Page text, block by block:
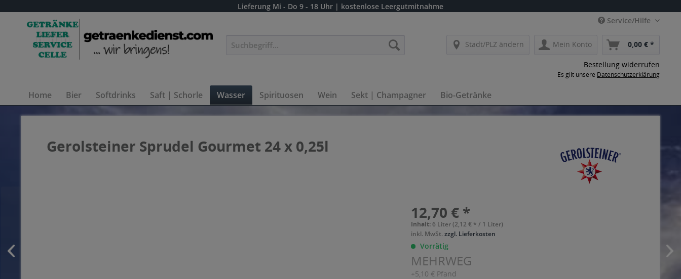
Lieferung Mi - Do 9 - 18 Uhr | kostenlose Leergutmitnahme
Service/Hilfe
Stadt/PLZ ändern Mein Konto 0,00 € *
Bestellung widerrufen
Es gilt unsere Datenschutzerklärung
Home Bier Softdrinks Saft | Schorle Wasser Spirituosen Wein Sekt | Champagner Bio-Getränke
Gerolsteiner Sprudel Gourmet 24 x 0,25l
12,70 € *
Inhalt: 6 Liter (2,12 € * / 1 Liter)
inkl. MwSt.zzgl. Lieferkosten
Vorrätig
MEHRWEG
+5,10 € Pfand